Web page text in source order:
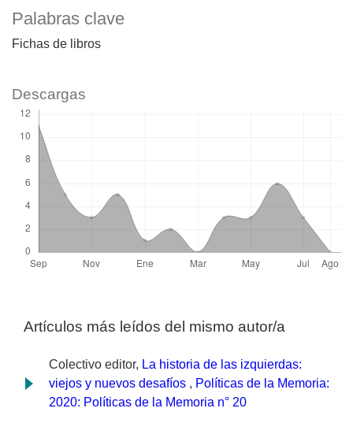
Palabras clave
Fichas de libros
Descargas
Artículos más leídos del mismo autor/a
Colectivo editor, La historia de las izquierdas:
viejos y nuevos desafíos , Políticas de la Memoria:
2020: Políticas de la Memoria n° 20